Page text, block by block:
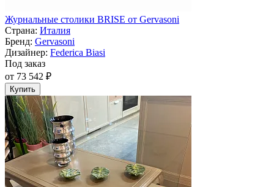
Журнальные столики BRISE от Gervasoni
Страна: Италия
Бренд: Gervasoni
Дизайнер: Federica Biasi
Под заказ
от 73 542 ₽
Купить